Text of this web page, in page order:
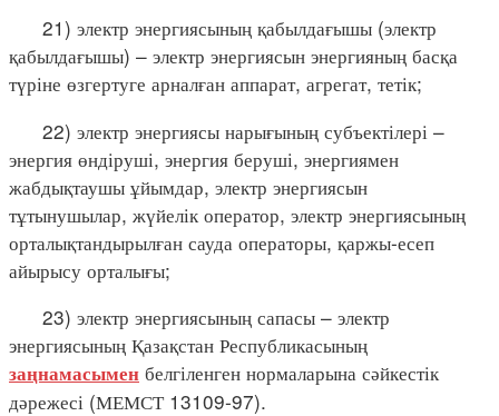
21) электр энергиясының қабылдағышы (электр
қабылдағышы) – электр энергиясын энергияның басқа
түріне өзгертуге арналған аппарат, агрегат, тетік;
22) электр энергиясы нарығының субъектілері –
энергия өндіруші, энергия беруші, энергиямен
жабдықтаушы ұйымдар, электр энергиясын
тұтынушылар, жүйелік оператор, электр энергиясының
орталықтандырылған сауда операторы, қаржы-есеп
айырысу орталығы;
23) электр энергиясының сапасы – электр
энергиясының Қазақстан Республикасының
заңнамасымен белгіленген нормаларына сәйкестік
дәрежесі (МЕМСТ 13109-97).